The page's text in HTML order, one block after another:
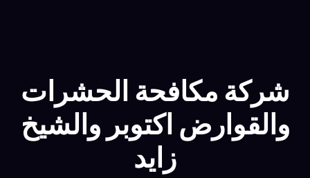
شركة مكافحة الحشرات
والقوارض اكتوبر والشيخ
زايد